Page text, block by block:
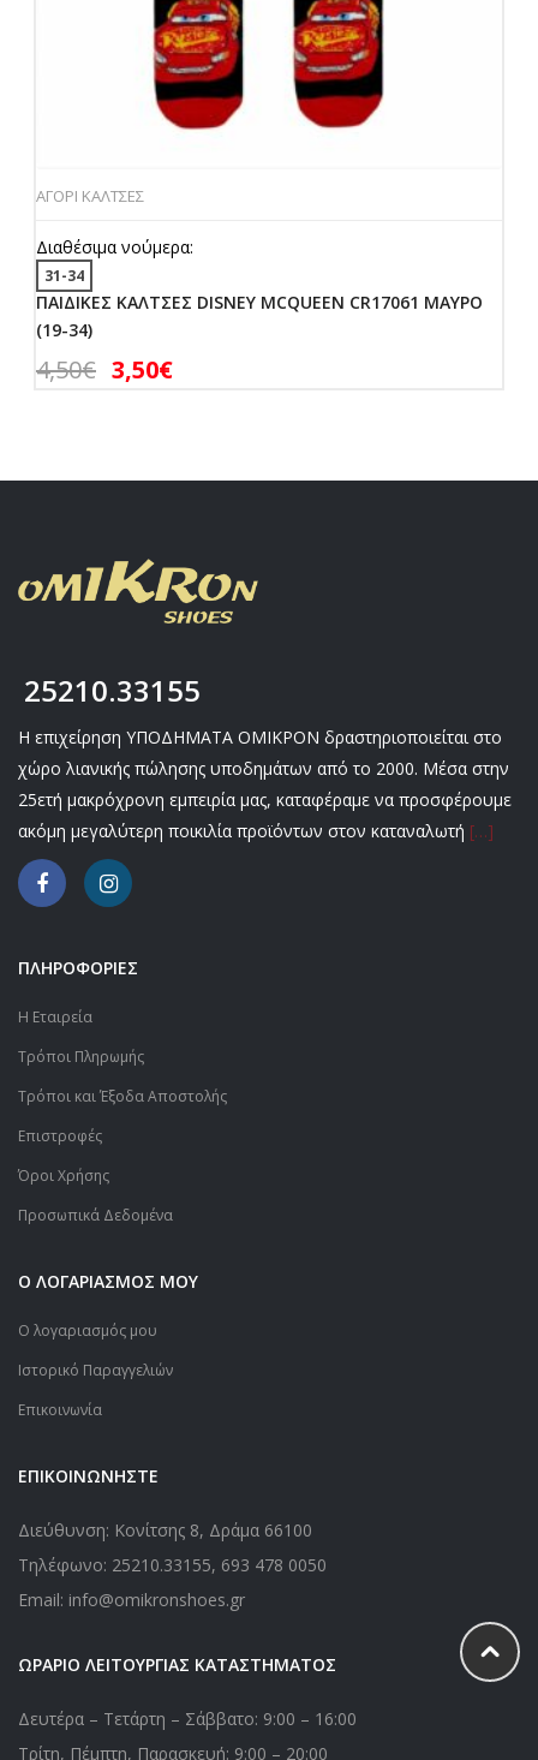
ΑΓΟΡΙ ΚΑΛΤΣΕΣ
Διαθέσιμα νούμερα:
31-34
ΠΑΙΔΙΚΕΣ ΚΑΛΤΣΕΣ DISNEY MCQUEEN CR17061 ΜΑΥΡΟ
(19-34)
4,50€ 3,50€
25210.33155
Η επιχείρηση ΥΠΟΔΗΜΑΤΑ ΟΜΙΚΡΟΝ δραστηριοποιείται στο
χώρο λιανικής πώλησης υποδημάτων από το 2000. Μέσα στην
25ετή μακρόχρονη εμπειρία μας, καταφέραμε να προσφέρουμε
ακόμη μεγαλύτερη ποικιλία προϊόντων στον καταναλωτή […]
ΠΛΗΡΟΦΟΡΙΕΣ
Η Εταιρεία
Τρόποι Πληρωμής
Τρόποι και Έξοδα Αποστολής
Επιστροφές
Όροι Χρήσης
Προσωπικά Δεδομένα
Ο ΛΟΓΑΡΙΑΣΜΟΣ ΜΟΥ
Ο λογαριασμός μου
Ιστορικό Παραγγελιών
Επικοινωνία
ΕΠΙΚΟΙΝΩΝΗΣΤΕ
Διεύθυνση: Κονίτσης 8, Δράμα 66100
Τηλέφωνο: 25210.33155, 693 478 0050
Email: info@omikronshoes.gr
ΩΡΑΡΙΟ ΛΕΙΤΟΥΡΓΙΑΣ ΚΑΤΑΣΤΗΜΑΤΟΣ
Δευτέρα – Τετάρτη – Σάββατο: 9:00 – 16:00
Τρίτη, Πέμπτη, Παρασκευή: 9:00 – 20:00